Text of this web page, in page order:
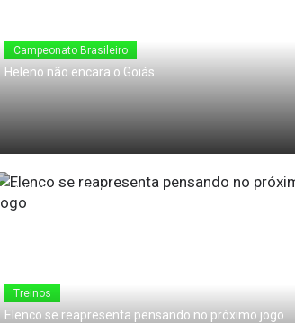
Campeonato Brasileiro
Heleno não encara o Goiás
24 de Maio de 2010
Treinos
Elenco se reapresenta pensando no próximo jogo